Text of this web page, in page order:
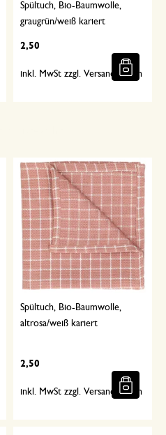
Spültuch, Bio-Baumwolle,
graugrün/weiß kariert
2,50
inkl. MwSt zzgl. Versandkosten
Spültuch, Bio-Baumwolle,
altrosa/weiß kariert
2,50
inkl. MwSt zzgl. Versandkosten